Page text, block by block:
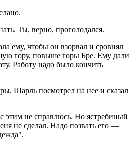
Ты, верно, проголодался.
ему, чтобы он взорвал и сровнял
гору, повыше горы Бре. Ему дали
Работу надо было кончить
Шарль посмотрел на нее и сказал
этим не справлюсь. Но ястребиный
не сделал. Надо позвать его —